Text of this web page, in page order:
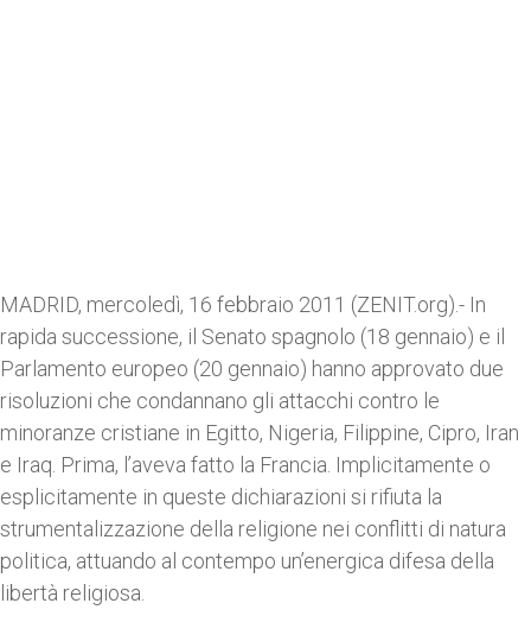
MADRID, mercoledì, 16 febbraio 2011 (ZENIT.org).- In
rapida successione, il Senato spagnolo (18 gennaio) e il
Parlamento europeo (20 gennaio) hanno approvato due
risoluzioni che condannano gli attacchi contro le
minoranze cristiane in Egitto, Nigeria, Filippine, Cipro, Iran
e Iraq. Prima, l’aveva fatto la Francia. Implicitamente o
esplicitamente in queste dichiarazioni si rifiuta la
strumentalizzazione della religione nei conflitti di natura
politica, attuando al contempo un’energica difesa della
libertà religiosa.